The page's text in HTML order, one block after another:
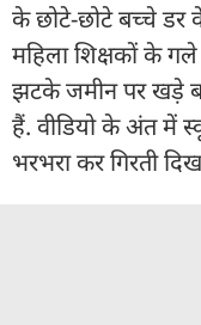
के छोटे-छोटे बच्चे डर
महिला शिक्षकों के
झटके जमीन पर खड़े
हैं. वीडियो के अंत में
भरभरा कर गिरती